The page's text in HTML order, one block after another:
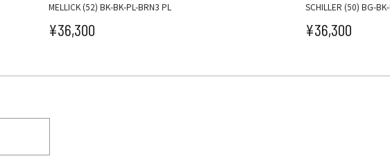
MELLICK (52) BK-BK-PL-BRN3 PL
セール価格
¥36,300
SCHILLER (50) BG-
セール価格
¥36,300